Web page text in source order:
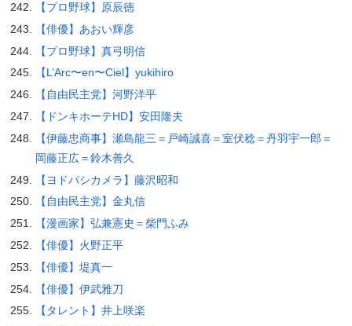
【プロ野球】原辰徳
【俳優】あおい輝彦
【プロ野球】真弓明信
【L’Arc〜en〜Ciel】yukihiro
【自由民主党】河野洋平
【ドンキホーテHD】安田隆夫
【伊藤忠商事】瀬島龍三＝戸崎誠喜＝室伏稔＝丹羽宇一郎＝
岡藤正広＝鈴木善久
【ヨドバシカメラ】藤沢昭和
【自由民主党】金丸信
【漫画家】弘兼憲史＝柴門ふみ
【俳優】火野正平
【俳優】堤真一
【俳優】伊武雅刀
【タレント】井上咲楽